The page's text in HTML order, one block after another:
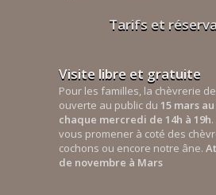
Tarifs et
Visite libre et gratuite
Pour les familles, la chèvrerie
ouverte au public du 15 mars
chaque mercredi de 14h à 19h
vous promener à coté des
cochons ou encore notre âne.
de novembre à Mars